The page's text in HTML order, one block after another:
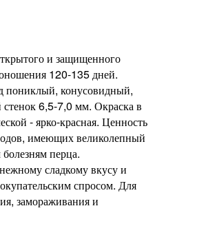
и защищенного
120-135 дней.
пониклый, конусовидный,
6,5-7,0 мм. Окраска в
- ярко-красная. Ценность
имеющих великолепный
перца.
сладкому вкусу и
спросом. Для
замораживания и